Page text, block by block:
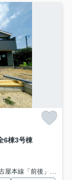
6棟3号棟
線「前後」駅 徒歩22分